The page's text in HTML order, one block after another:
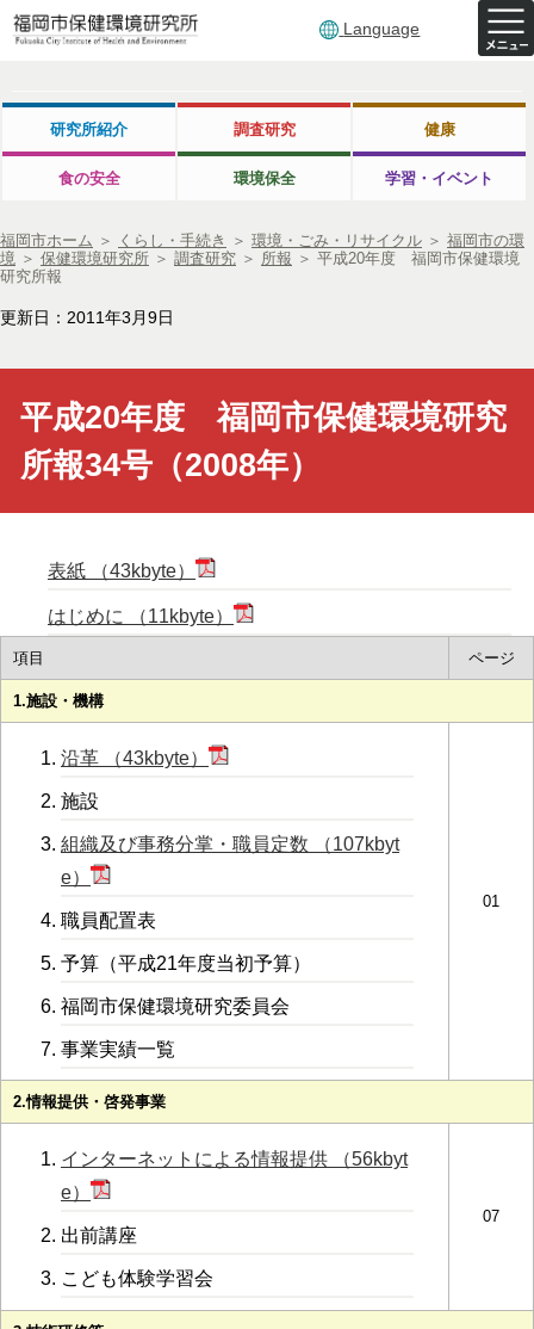
Language
研究所紹介 調査研究 健康
食の安全 環境保全 学習・イベント
福岡市ホーム ＞ くらし・手続き ＞ 環境・ごみ・リサイクル ＞ 福岡市の環
境 ＞ 保健環境研究所 ＞ 調査研究 ＞ 所報 ＞ 平成20年度 福岡市保健環境
研究所報
更新日：2011年3月9日
平成20年度 福岡市保健環境研究
所報34号（2008年）
表紙 （43kbyte）
はじめに （11kbyte）
項目 ページ
1.施設・機構
沿革 （43kbyte）
施設
組織及び事務分掌・職員定数 （107kbyt
e）
職員配置表
予算（平成21年度当初予算）
福岡市保健環境研究委員会
事業実績一覧
01
2.情報提供・啓発事業
インターネットによる情報提供 （56kbyt
e）
出前講座
こども体験学習会
07